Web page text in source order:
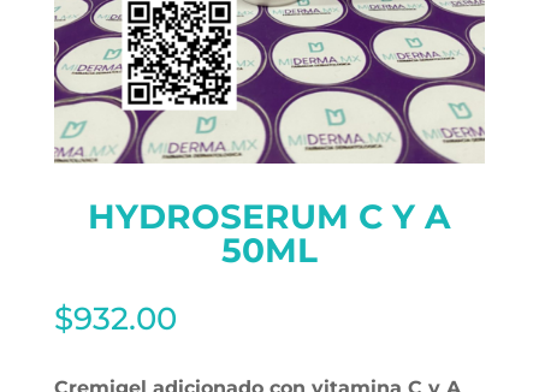
HYDROSERUM C Y A
50ML
$932.00